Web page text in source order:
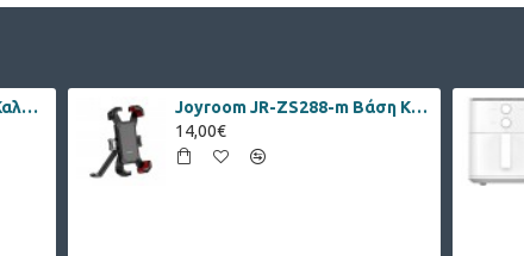
Apple Φορτιστής Χωρίς Καλώδιο με Θύρα USB-C 20W Λευκός (Power Adapter)
Joyroom JR-ZS288-m Βάση Κινητού Μοτοσυκλέτας για το Τιμόνι
14,00€